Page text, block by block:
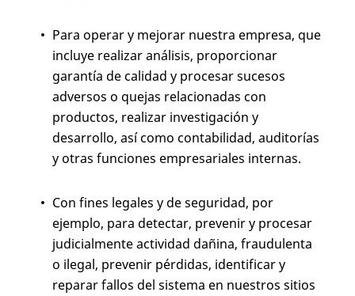
Para operar y mejorar nuestra empresa, que
incluye realizar análisis, proporcionar
garantía de calidad y procesar sucesos
adversos o quejas relacionadas con
productos, realizar investigación y
desarrollo, así como contabilidad, auditorías
y otras funciones empresariales internas.
Con fines legales y de seguridad, por
ejemplo, para detectar, prevenir y procesar
judicialmente actividad dañina, fraudulenta
o ilegal, prevenir pérdidas, identificar y
reparar fallos del sistema en nuestros sitios